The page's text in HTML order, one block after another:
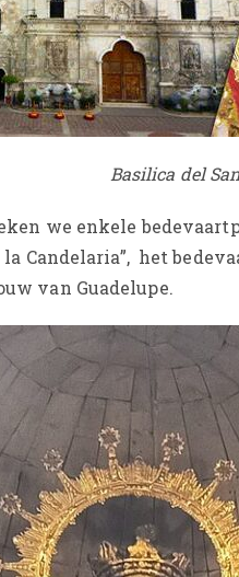
Basilica del
we enkele
Candelaria”, het
van Guadelupe.